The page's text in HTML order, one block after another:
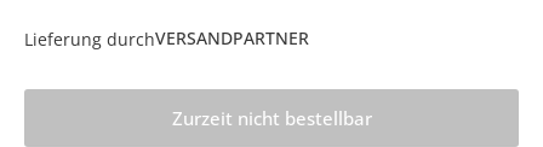
Lieferung durchVERSANDPARTNER
Zurzeit nicht bestellbar